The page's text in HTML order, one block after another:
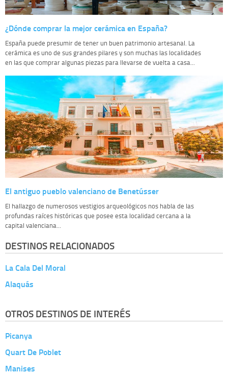
¿Dónde comprar la mejor cerámica en España?
España puede presumir de tener un buen patrimonio artesanal. La
cerámica es uno de sus grandes pilares y son muchas las localidades
en las que comprar algunas piezas para llevarse de vuelta a casa...
El antiguo pueblo valenciano de Benetússer
El hallazgo de numerosos vestigios arqueológicos nos habla de las
profundas raíces históricas que posee esta localidad cercana a la
capital valenciana...
DESTINOS RELACIONADOS
La Cala Del Moral
Alaquás
OTROS DESTINOS DE INTERÉS
Picanya
Quart De Poblet
Manises